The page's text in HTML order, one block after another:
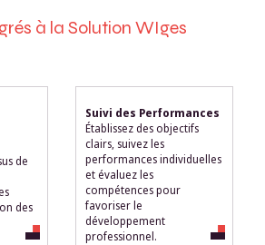
à la Solution WIges
de
des
Suivi des Performances
Établissez des objectifs
clairs, suivez les
performances individuelles
et évaluez les
compétences pour
favoriser le
développement
professionnel.